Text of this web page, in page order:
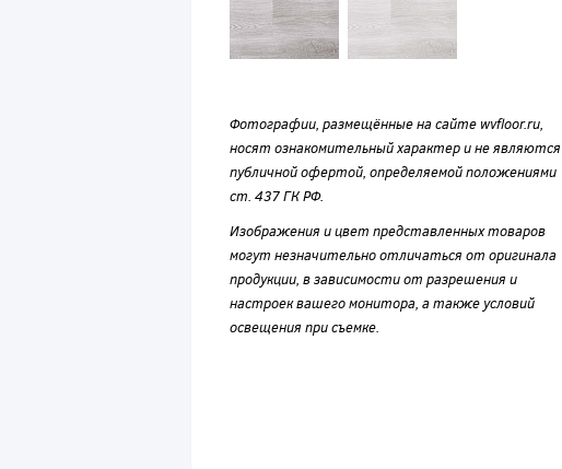
Фотографии, размещённые на сайте wvfloor.ru,
носят ознакомительный характер и не являются
публичной офертой, определяемой положениями
ст. 437 ГК РФ.
Изображения и цвет представленных товаров
могут незначительно отличаться от оригинала
продукции, в зависимости от разрешения и
настроек вашего монитора, а также условий
освещения при съемке.